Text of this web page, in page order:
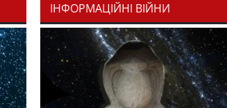
Олег К. Романчук Журавель і синиця як
політстратегії й тактики
ІНФОРМАЦІЙНІ ВІЙНИ